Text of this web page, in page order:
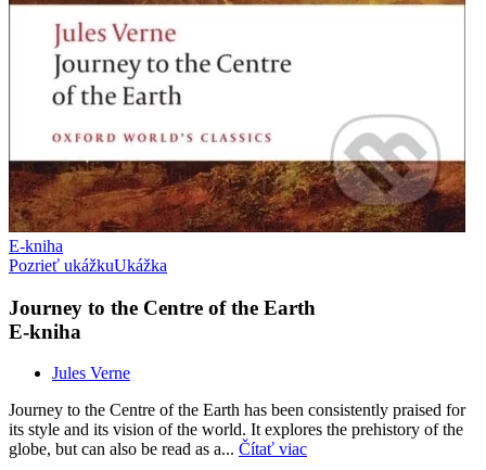
E-kniha
Pozrieť ukážkuUkážka
Journey to the Centre of the Earth
E-kniha
Jules Verne
Journey to the Centre of the Earth has been consistently praised for
its style and its vision of the world. It explores the prehistory of the
globe, but can also be read as a... Čítať viac